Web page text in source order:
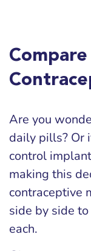
Are you
daily pills? Or
control
making this
contraceptive
side by side
each.